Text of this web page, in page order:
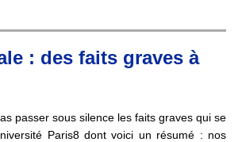
: des faits graves à
passer sous silence les faits graves qui se
Paris8 dont voici un résumé : nos